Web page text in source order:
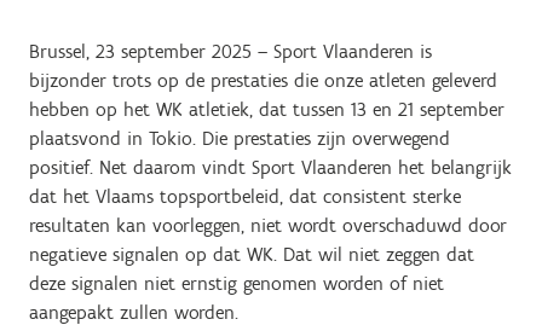
Brussel, 23 september 2025 – Sport Vlaanderen is
bijzonder trots op de prestaties die onze atleten geleverd
hebben op het WK atletiek, dat tussen 13 en 21 september
plaatsvond in Tokio. Die prestaties zijn overwegend
positief. Net daarom vindt Sport Vlaanderen het belangrijk
dat het Vlaams topsportbeleid, dat consistent sterke
resultaten kan voorleggen, niet wordt overschaduwd door
negatieve signalen op dat WK. Dat wil niet zeggen dat
deze signalen niet ernstig genomen worden of niet
aangepakt zullen worden.